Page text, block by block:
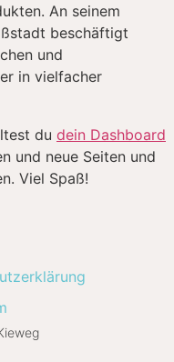
An seinem
beschäftigt
und
in vielfacher
du dein Dashboard
und neue Seiten und
Viel Spaß!